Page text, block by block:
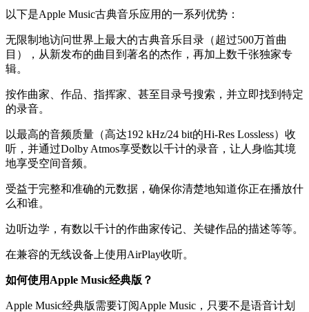
以下是Apple Music古典音乐应用的一系列优势：
无限制地访问世界上最大的古典音乐目录（超过500万首曲
目），从新发布的曲目到著名的杰作，再加上数千张独家专
辑。
按作曲家、作品、指挥家、甚至目录号搜索，并立即找到特定
的录音。
以最高的音频质量（高达192 kHz/24 bit的Hi-Res Lossless）收
听，并通过Dolby Atmos享受数以千计的录音，让人身临其境
地享受空间音频。
受益于完整和准确的元数据，确保你清楚地知道你正在播放什
么和谁。
边听边学，有数以千计的作曲家传记、关键作品的描述等等。
在兼容的无线设备上使用AirPlay收听。
如何使用Apple Music经典版？
Apple Music经典版需要订阅Apple Music，只要不是语音计划